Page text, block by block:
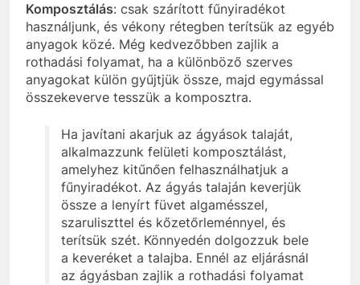
Komposztálás: csak szárított fűnyiradékot
használjunk, és vékony rétegben terítsük az egyéb
anyagok közé. Még kedvezőbben zajlik a
rothadási folyamat, ha a különböző szerves
anyagokat külön gyűjtjük össze, majd egymással
összekeverve tesszük a komposztra.
Ha javítani akarjuk az ágyások talaját,
alkalmazzunk felületi komposztálást,
amelyhez kitűnően felhasználhatjuk a
fűnyiradékot. Az ágyás talaján keverjük
össze a lenyírt füvet algamésszel,
szaruliszttel és kőzetőrleménnyel, és
terítsük szét. Könnyedén dolgozzuk bele
a keveréket a talajba. Ennél az eljárásnál
az ágyásban zajlik a rothadási folyamat